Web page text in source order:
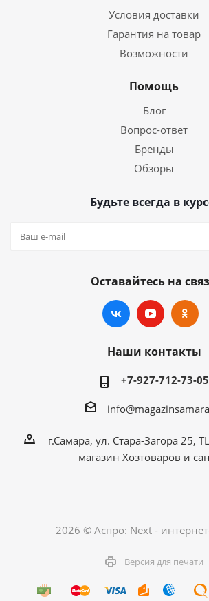
Условия доставки
Гарантия на товар
Возможности
Помощь
Блог
Вопрос-ответ
Бренды
Обзоры
Будьте всегда в
Оставайтесь на
Наши контакты
+7-927-712-73-05
г.Самара, ул. Стара-Загора 25,
магазин Хозтоваров и
2026 © Аспро: Next -
Версия для печати